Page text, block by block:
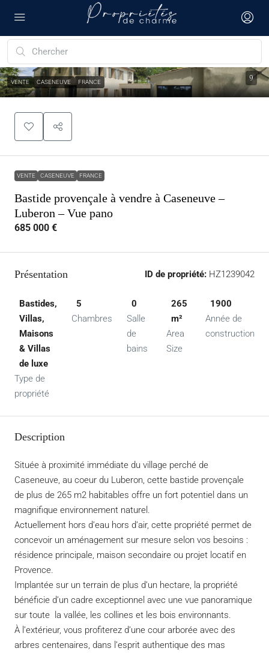
9
VENTE CASENEUVE FRANCE
VENTE CASENEUVE FRANCE
Bastide provençale à vendre à Caseneuve –
Luberon – Vue pano
685 000 €
Présentation ID de propriété: HZ1239042
Bastides,
Villas,
Maisons
& Villas
de luxe
Type de
propriété
5
Chambres
0
Salle
de
bains
265
m²
Area
Size
1900
Année de
construction
Description
Située à proximité immédiate du village perché de
Caseneuve, au coeur du Luberon, cette bastide provençale
de plus de 265 m2 habitables offre un fort potentiel dans un
magnifique environnement naturel.
Actuellement hors d’eau hors d’air, cette propriété permet de
concevoir un aménagement sur mesure selon vos besoins :
résidence principale, maison secondaire ou projet locatif en
Provence.
Implantée sur un terrain de plus d’un hectare, la propriété
bénéficie d’un cadre exceptionnel avec une vue panoramique
sur toute la vallée, les collines et les bois environnants.
À l’extérieur, vous profiterez d’une cour arborée avec des
arbres centenaires, dans l’esprit authentique des mas